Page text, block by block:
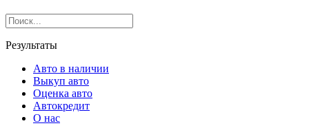
Результаты
Авто в наличии
Выкуп авто
Оценка авто
Автокредит
О нас